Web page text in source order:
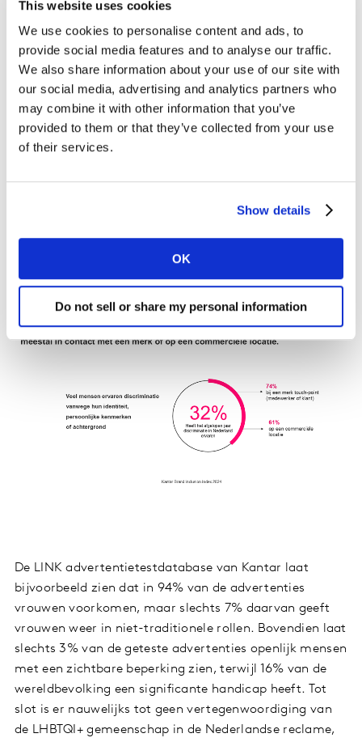
This website uses cookies
We use cookies to personalise content and ads, to
provide social media features and to analyse our traffic.
We also share information about your use of our site with
our social media, advertising and analytics partners who
may combine it with other information that you’ve
provided to them or that they’ve collected from your use
of their services.
Show details
OK
Do not sell or share my personal information
degenen diegene die normaliter worden
buitengesloten?
Het Brand Inclusion Index-onderzoek van Kantar in
Nederland laat zien hoe belangrijk deze vragen zijn.
Ongeveer een derde van de Nederlandse consumenten
ervaren, meestal in contact met een merk of op een
de Nederlanders vindt dat merken proberen meer
divers en inclusief te zijn, is er nog veel ruimte voor
De LINK advertentietestdatabase van Kantar laat
bijvoorbeeld zien dat in 94% van de advertenties
vrouwen voorkomen, maar slechts 7% daarvan geeft
vrouwen weer in niet-traditionele rollen. Bovendien laat
slechts 3% van de geteste advertenties openlijk mensen
met een zichtbare beperking zien, terwijl 16% van de
wereldbevolking een significante handicap heeft. Tot
slot is er nauwelijks tot geen vertegenwoordiging van
de LHBTQI+ gemeenschap in de Nederlandse reclame,